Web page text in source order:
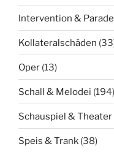
Intervention & Parade
Kollateralschäden
Oper (13)
Schall & Melodei (194)
Schauspiel & Theater
Speis & Trank (38)